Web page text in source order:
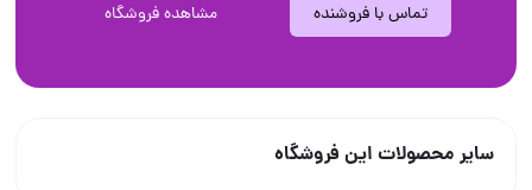
تماس با فروشنده مشاهده فروشگاه
سایر محصولات این فروشگاه